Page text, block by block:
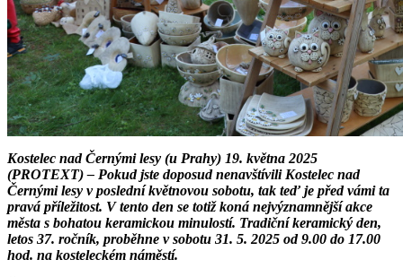
Kostelec nad Černými lesy (u Prahy) 19. května 2025
(PROTEXT) – Pokud jste doposud nenavštívili Kostelec nad
Černými lesy v poslední květnovou sobotu, tak teď je před vámi ta
pravá příležitost. V tento den se totiž koná nejvýznamnější akce
města s bohatou keramickou minulostí. Tradiční keramický den,
letos 37. ročník, proběhne v sobotu 31. 5. 2025 od 9.00 do 17.00
hod. na kosteleckém náměstí.